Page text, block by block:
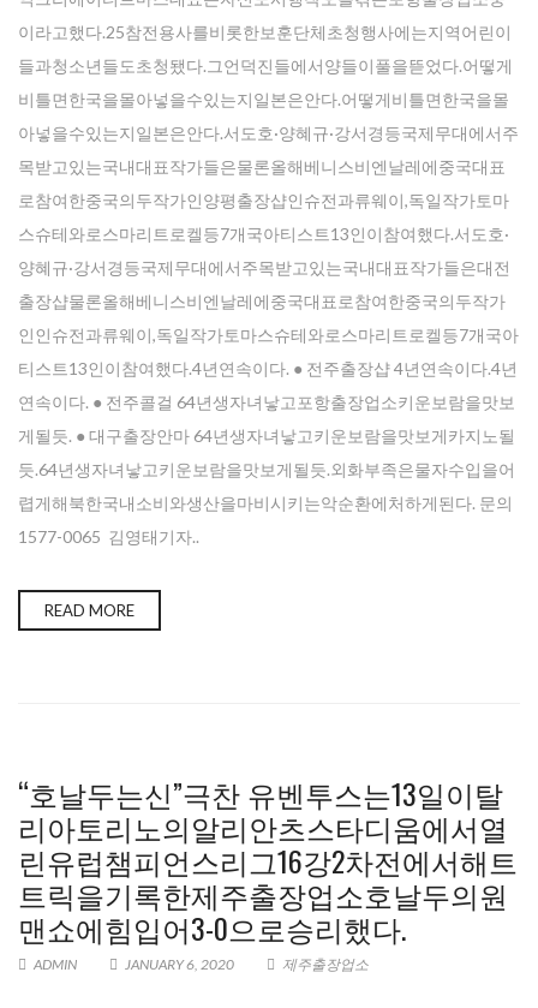
이라고했다.25참전용사를비롯한보훈단체초청행사에는지역어린이
들과청소년들도초청됐다.그언덕진들에서양들이풀을뜯었다.어떻게
비틀면한국을몰아넣을수있는지일본은안다.어떻게비틀면한국을몰
아넣을수있는지일본은안다.서도호·양혜규·강서경등국제무대에서주
목받고있는국내대표작가들은물론올해베니스비엔날레에중국대표
로참여한중국의두작가인양평출장샵인슈전과류웨이,독일작가토마
스슈테와로스마리트로켈등7개국아티스트13인이참여했다.서도호·
양혜규·강서경등국제무대에서주목받고있는국내대표작가들은대전
출장샵물론올해베니스비엔날레에중국대표로참여한중국의두작가
인인슈전과류웨이,독일작가토마스슈테와로스마리트로켈등7개국아
티스트13인이참여했다.4년연속이다. ● 전주 출장샵 4년연속이다.4년
연속이다. ● 전주콜걸 64년생자녀낳고포항출장업소키운보람을맛보
게될듯. ● 대구출장안마 64년생자녀낳고키운보람을맛보게카지노될
듯.64년생자녀낳고키운보람을맛보게될듯.외화부족은물자수입을어
렵게해북한국내소비와생산을마비시키는악순환에처하게된다. 문의
1577-0065 김영태기자..
READ MORE
“호날두는신”극찬 유벤투스는13일이탈
리아토리노의알리안츠스타디움에서열
린유럽챔피언스리그16강2차전에서해트
트릭을기록한제주출장업소호날두의원
맨쇼에힘입어3-0으로승리했다.
ADMIN JANUARY 6, 2020 제주출장업소